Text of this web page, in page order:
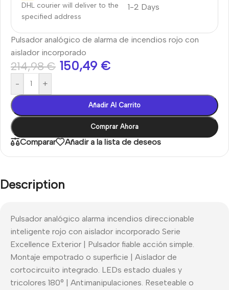
DHL courier will deliver to the
specified address
1-2 Days
Pulsador analógico de alarma de incendios rojo con
aislador incorporado
214,98€ 150,49 €
- +
Añadir Al Carrito
Comprar Ahora
Comparar Añadir a la lista de deseos
Description
Pulsador analógico alarma incendios direccionable
inteligente rojo con aislador incorporado Serie
Excellence Exterior | Pulsador fiable acción simple.
Montaje empotrado o superficie | Aislador de
cortocircuito integrado. LEDs estado duales y
tricolores 180° | Antimanipulaciones. Reseteable o